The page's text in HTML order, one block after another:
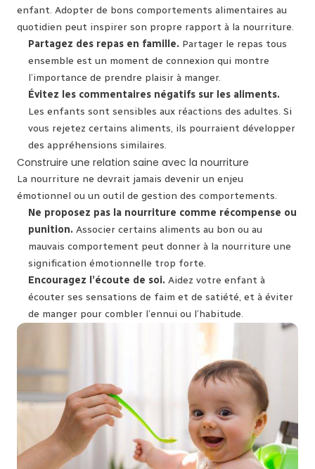
enfant. Adopter de bons comportements alimentaires au
quotidien peut inspirer son propre rapport à la nourriture.
Partagez des repas en famille. Partager le repas tous
ensemble est un moment de connexion qui montre
l’importance de prendre plaisir à manger.
Évitez les commentaires négatifs sur les aliments.
Les enfants sont sensibles aux réactions des adultes. Si
vous rejetez certains aliments, ils pourraient développer
des appréhensions similaires.
Construire une relation saine avec la nourriture
La nourriture ne devrait jamais devenir un enjeu
émotionnel ou un outil de gestion des comportements.
Ne proposez pas la nourriture comme récompense ou
punition. Associer certains aliments au bon ou au
mauvais comportement peut donner à la nourriture une
signification émotionnelle trop forte.
Encouragez l’écoute de soi. Aidez votre enfant à
écouter ses sensations de faim et de satiété, et à éviter
de manger pour combler l’ennui ou l’habitude.